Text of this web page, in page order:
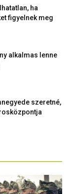
ha
figyelnek meg
alkalmas lenne
szeretné,